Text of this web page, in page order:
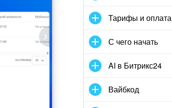
Тарифы и оплата
С чего начать
AI в Битрикс24
Вайбкод